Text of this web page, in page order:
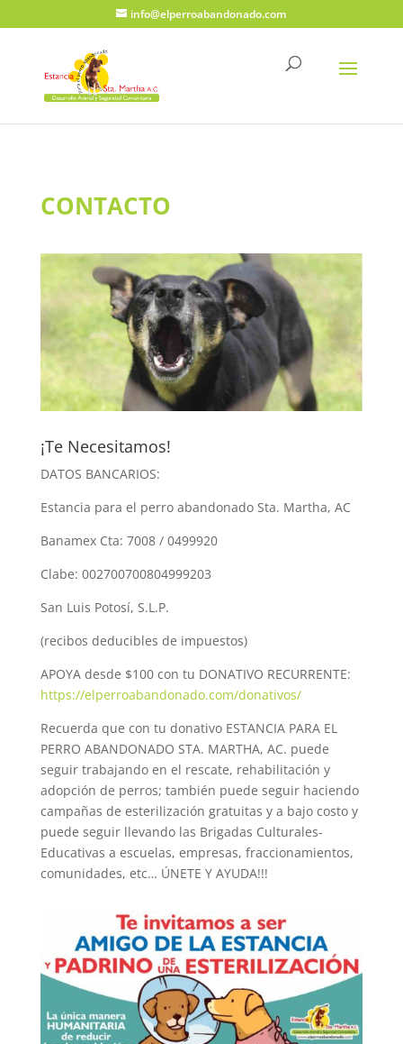
info@elperroabandonado.com
CONTACTO
¡Te Necesitamos!
DATOS BANCARIOS:
Estancia para el perro abandonado Sta. Martha, AC
Banamex Cta: 7008 / 0499920
Clabe: 002700700804999203
San Luis Potosí, S.L.P.
(recibos deducibles de impuestos)
APOYA desde $100 con tu DONATIVO RECURRENTE:
https://elperroabandonado.com/donativos/
Recuerda que con tu donativo ESTANCIA PARA EL
PERRO ABANDONADO STA. MARTHA, AC. puede
seguir trabajando en el rescate, rehabilitación y
adopción de perros; también puede seguir haciendo
campañas de esterilización gratuitas y a bajo costo y
puede seguir llevando las Brigadas Culturales-
Educativas a escuelas, empresas, fraccionamientos,
comunidades, etc… ÚNETE Y AYUDA!!!